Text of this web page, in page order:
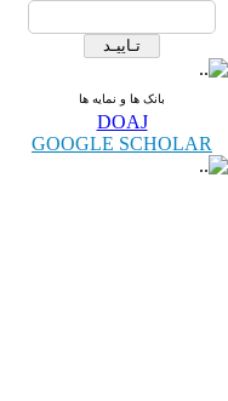
بانک ها و نمایه ها
DOAJ
GOOGLE SCHOLAR